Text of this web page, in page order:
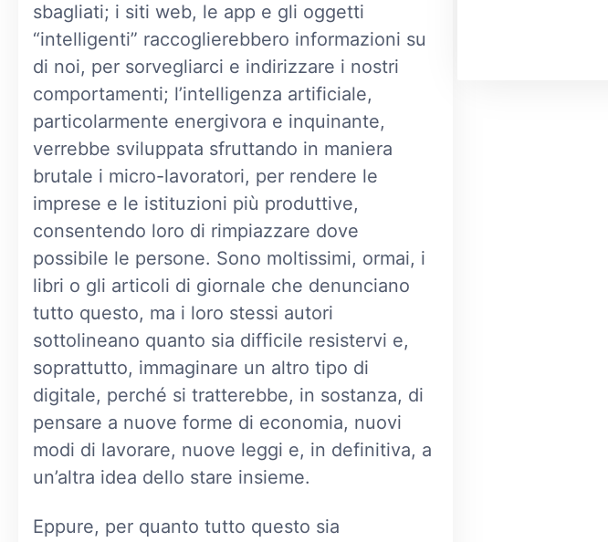
sbagliati; i siti web, le app e gli oggetti
“intelligenti” raccoglierebbero informazioni su
di noi, per sorvegliarci e indirizzare i nostri
comportamenti; l’intelligenza artificiale,
particolarmente energivora e inquinante,
verrebbe sviluppata sfruttando in maniera
brutale i micro-lavoratori, per rendere le
imprese e le istituzioni più produttive,
consentendo loro di rimpiazzare dove
possibile le persone. Sono moltissimi, ormai, i
libri o gli articoli di giornale che denunciano
tutto questo, ma i loro stessi autori
sottolineano quanto sia difficile resistervi e,
soprattutto, immaginare un altro tipo di
digitale, perché si tratterebbe, in sostanza, di
pensare a nuove forme di economia, nuovi
modi di lavorare, nuove leggi e, in definitiva, a
un’altra idea dello stare insieme.
Eppure, per quanto tutto questo sia